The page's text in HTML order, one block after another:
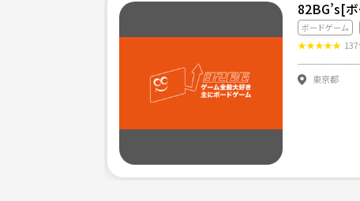
🎲久しぶりにやってみたい人
🎲友達を作りたい人
🎲ストレス発散したい人
⚠️本人確認のため、名前と顔出しのご協力お願い致
82BG’s[
ボードゲーム
★★★★★
東京都